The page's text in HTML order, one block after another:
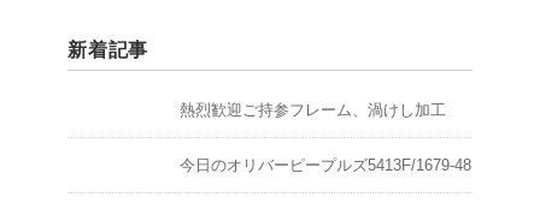
新着記事
熱烈歓迎ご持参フレーム、渦けし加工
今日のオリバーピープルズ5413F/1679-48